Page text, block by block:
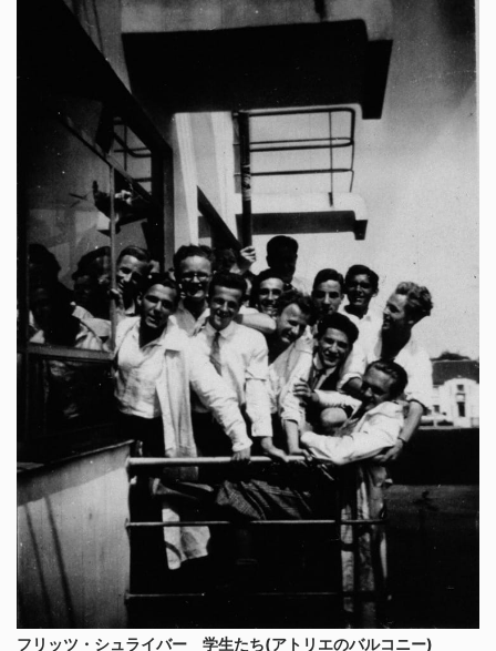
フリッツ・シュライバー 学生たち(アトリエのバルコニー)